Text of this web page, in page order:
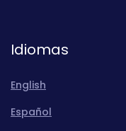
Idiomas
English
Español